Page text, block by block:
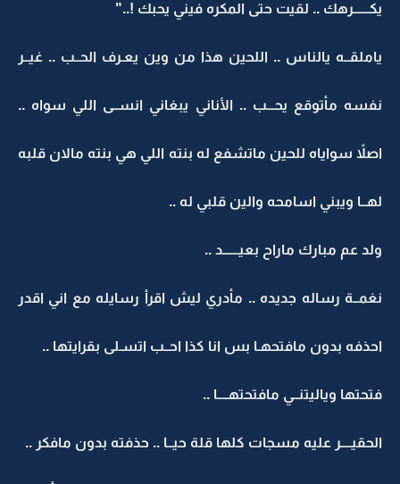
يكــــــرهك .. لقيت حتى المكره فيني يحبك !.."
ياملقــه يالناس .. اللحين هذا من وين يعـرف الحــب .. غيــر
نفسه مأتوقع يحـــب .. الأناني يبغاني انســى اللي سواه ..
اصلاً سواياه للحين ماتشفع له بنته اللي هي بنته مالان قلبه
لهــا ويبني اسامحه والين قلبي له ..
ولد عم مبارك ماراح بعيــــــد ..
نغمــة رساله جديده .. مأدري ليش اقرأ رسايله مع اني اقدر
احذفه بدون مافتحهـا بس انا كذا احــب اتسـلى بقرايتها ..
فتحتها وياليتنــي مافتحتهــــا ..
الحقيــــر عليه مسجات كلها قلة حيــا .. حذفته بدون مافكر ..